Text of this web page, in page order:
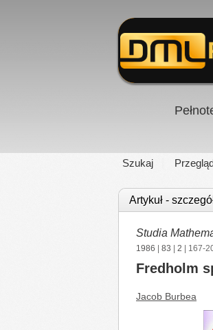
Szukaj
Artykuł -
Studia
1986 83 2 | 167-
Fredholm
Jacob Burbea